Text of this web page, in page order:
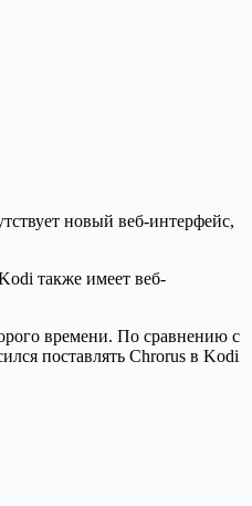
новый веб-интерфейс,
также имеет веб-
времени. По сравнению с
поставлять Chrorus в Kodi